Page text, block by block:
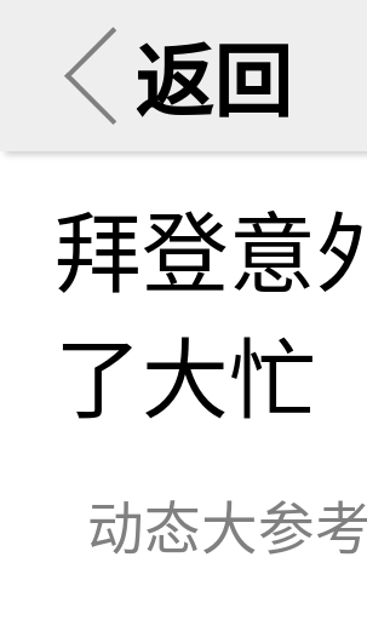
返回
拜登意
了大忙
动态大参考